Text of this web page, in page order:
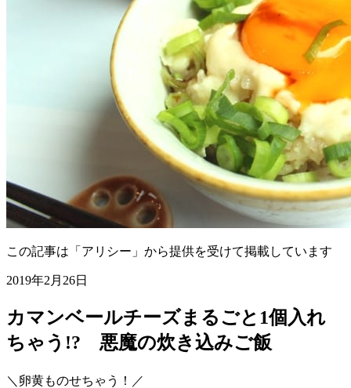
この記事は「アリシー」から提供を受けて掲載しています
2019年2月26日
カマンベールチーズまるごと1個入れ
ちゃう!? 悪魔の炊き込みご飯
＼卵黄ものせちゃう！／